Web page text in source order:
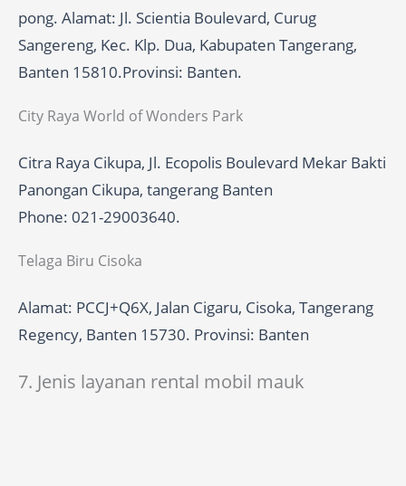
pong. Alamat: Jl. Scientia Boulevard, Curug
Sangereng, Kec. Klp. Dua, Kabupaten Tangerang,
Banten 15810.Provinsi: Banten.
City Raya World of Wonders Park
Citra Raya Cikupa, Jl. Ecopolis Boulevard Mekar Bakti
Panongan Cikupa, tangerang Banten
Phone: 021-29003640.
Telaga Biru Cisoka
Alamat: PCCJ+Q6X, Jalan Cigaru, Cisoka, Tangerang
Regency, Banten 15730. Provinsi: Banten
7. Jenis layanan rental mobil mauk